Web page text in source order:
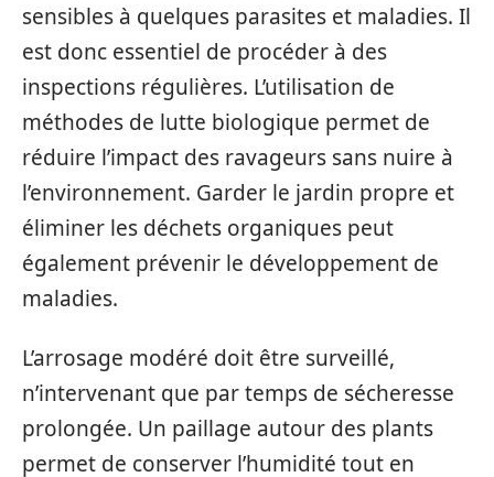
sensibles à quelques parasites et maladies. Il
est donc essentiel de procéder à des
inspections régulières. L’utilisation de
méthodes de lutte biologique permet de
réduire l’impact des ravageurs sans nuire à
l’environnement. Garder le jardin propre et
éliminer les déchets organiques peut
également prévenir le développement de
maladies.
L’arrosage modéré doit être surveillé,
n’intervenant que par temps de sécheresse
prolongée. Un paillage autour des plants
permet de conserver l’humidité tout en